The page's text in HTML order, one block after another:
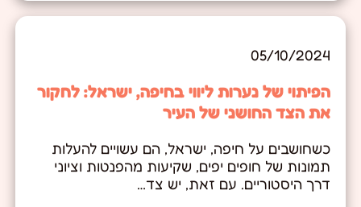
05/10/2024
הפיתוי של נערות ליווי בחיפה, ישראל: לחקור
את הצד החושני של העיר
כשחושבים על חיפה, ישראל, הם עשויים להעלות
תמונות של חופים יפים, שקיעות מהפנטות וציוני
דרך היסטוריים. עם זאת, יש צד…